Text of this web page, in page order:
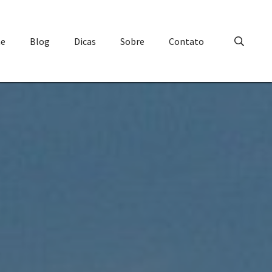
Blog Dicas Sobre Contato